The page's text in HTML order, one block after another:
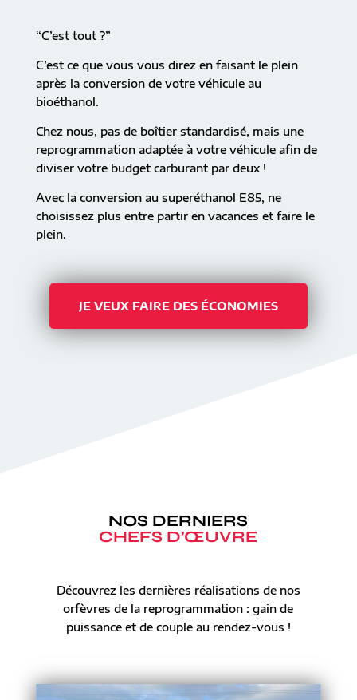
“C’est tout ?”
C’est ce que vous vous direz en faisant le plein
après la conversion de votre véhicule au
bioéthanol.
Chez nous, pas de boîtier standardisé, mais une
reprogrammation adaptée à votre véhicule afin de
diviser votre budget carburant par deux !
Avec la conversion au superéthanol E85, ne
choisissez plus entre partir en vacances et faire le
plein.
JE VEUX FAIRE DES ÉCONOMIES
NOS DERNIERS
CHEFS D’ŒUVRE
Découvrez les dernières réalisations de nos
orfèvres de la reprogrammation : gain de
puissance et de couple au rendez-vous !